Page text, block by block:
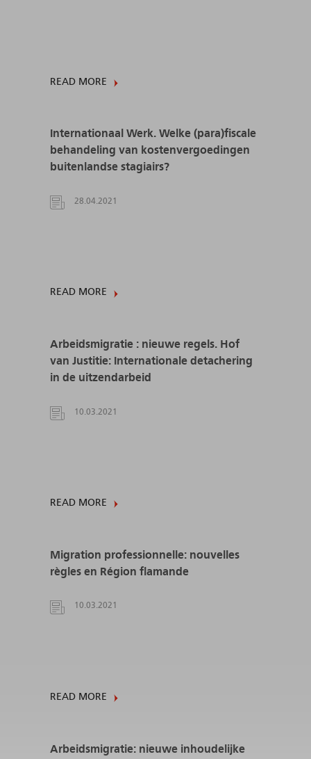
READ MORE
Internationaal Werk. Welke (para)fiscale
behandeling van kostenvergoedingen
buitenlandse stagiairs?
28.04.2021
READ MORE
Arbeidsmigratie : nieuwe regels. Hof
van Justitie: Internationale detachering
in de uitzendarbeid
10.03.2021
READ MORE
Migration professionnelle: nouvelles
règles en Région flamande
10.03.2021
READ MORE
Arbeidsmigratie: nieuwe inhoudelijke